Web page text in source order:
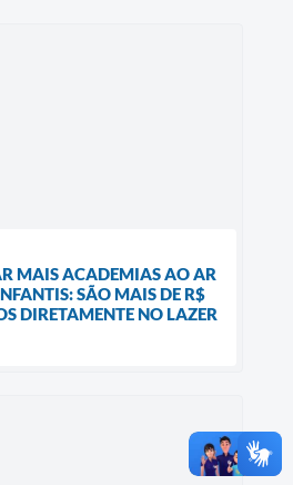
MAIS ACADEMIAS AO AR
SÃO MAIS DE R$
DIRETAMENTE NO LAZER